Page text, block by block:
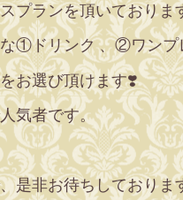
プランを頂いておりま
①ドリンク 、②ワンプ
をお選び頂けます❣️
気者です。
是非お待ちしておりま